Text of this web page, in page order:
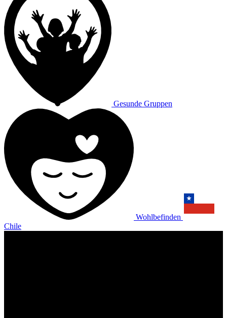
Gesunde Gruppen
Wohlbefinden
Chile